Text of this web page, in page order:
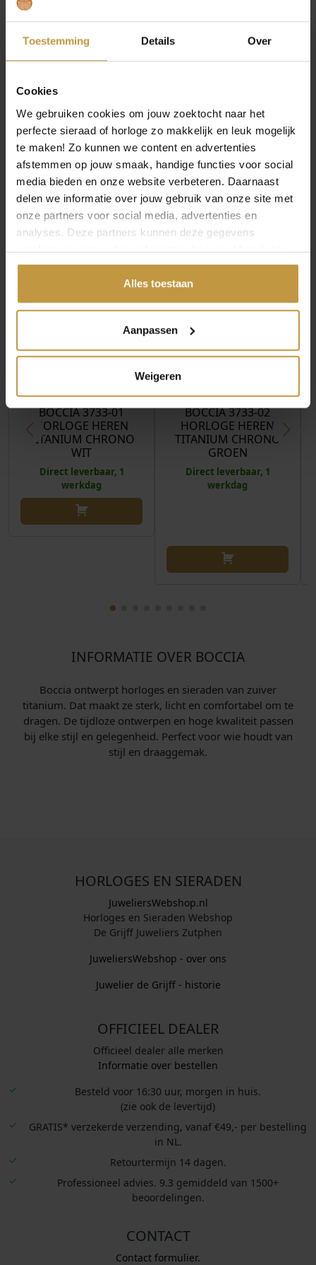
Toestemming Details Over
Cookies
We gebruiken cookies om jouw zoektocht naar het
perfecte sieraad of horloge zo makkelijk en leuk mogelijk
te maken! Zo kunnen we content en advertenties
afstemmen op jouw smaak, handige functies voor social
media bieden en onze website verbeteren. Daarnaast
delen we informatie over jouw gebruik van onze site met
onze partners voor social media, advertenties en
analyses. Deze partners kunnen deze gegevens
combineren met andere informatie die je met hen hebt
gedeeld of die ze hebben verzameld via jouw gebruik van
Alles toestaan
Aanpassen
Weigeren
verzekerde verzending in Nederland bij
JuweliersWebshop.
Specificaties
Over Boccia
MEER VAN BOCCIA HORLOGES
249,00
BOCCIA 3733-01
HORLOGE HEREN
TITANIUM CHRONO
WIT
Direct leverbaar, 1
werkdag
BOCCIA 3733-02
HORLOGE HEREN
TITANIUM CHRONO
GROEN
Direct leverbaar, 1
werkdag
INFORMATIE OVER BOCCIA
Boccia ontwerpt horloges en sieraden van zuiver
titanium. Dat maakt ze sterk, licht en comfortabel om te
dragen. De tijdloze ontwerpen en hoge kwaliteit passen
bij elke stijl en gelegenheid. Perfect voor wie houdt van
stijl en draaggemak.
HORLOGES EN SIERADEN
JuweliersWebshop.nl
Horloges en Sieraden Webshop
De Grijff Juweliers Zutphen
JuweliersWebshop - over ons
Juwelier de Grijff - historie
OFFICIEEL DEALER
Officieel dealer alle merken
Informatie over bestellen
Besteld voor 16:30 uur, morgen in huis.
(zie ook de levertijd)
GRATIS* verzekerde verzending, vanaf €49,- per bestelling
in NL.
Retourtermijn 14 dagen.
Professioneel advies. 9.3 gemiddeld van 1500+
beoordelingen.
CONTACT
Contact formulier.